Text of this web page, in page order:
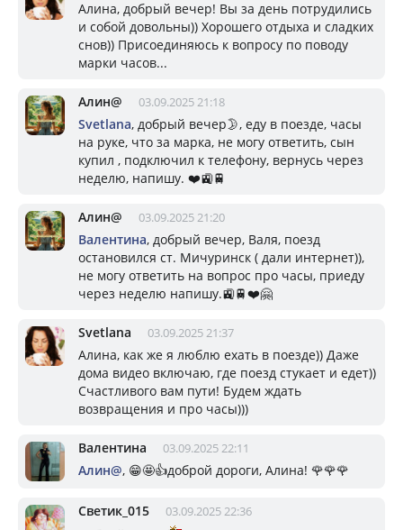
Алина, добрый вечер! Вы за день потрудились
и собой довольны)) Хорошего отдыха и сладких
снов)) Присоединяюсь к вопросу по поводу
марки часов...
Алин@ 03.09.2025 21:18
Svetlana, добрый вечер🌛, еду в поезде, часы
на руке, что за марка, не могу ответить, сын
купил , подключил к телефону, вернусь через
неделю, напишу. ❤️🚉🚆
Алин@ 03.09.2025 21:20
Валентина, добрый вечер, Валя, поезд
остановился ст. Мичуринск ( дали интернет)),
не могу ответить на вопрос про часы, приеду
через неделю напишу.🚉🚆❤️🤗
Svetlana 03.09.2025 21:37
Алина, как же я люблю ехать в поезде)) Даже
дома видео включаю, где поезд стукает и едет))
Счастливого вам пути! Будем ждать
возвращения и про часы)))
Валентина 03.09.2025 22:11
Алин@, 😁🤩👍доброй дороги, Алина! 🌹🌹🌹
Светик_015 03.09.2025 22:36